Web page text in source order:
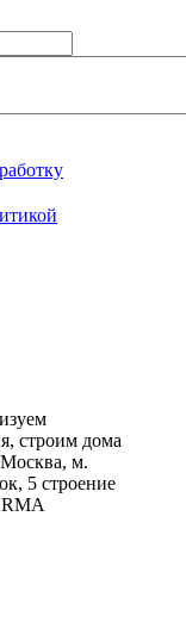
строим дома
м.
5 строение